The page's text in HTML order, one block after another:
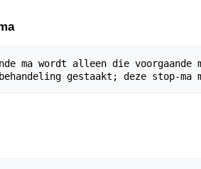
ma wordt alleen die